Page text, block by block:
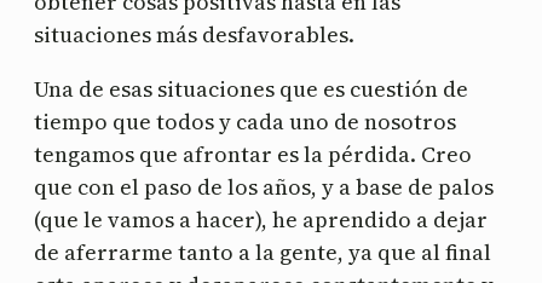
situaciones más desfavorables.
Una de esas situaciones que es cuestión de
tiempo que todos y cada uno de nosotros
tengamos que afrontar es la pérdida. Creo
que con el paso de los años, y a base de palos
(que le vamos a hacer), he aprendido a dejar
de aferrarme tanto a la gente, ya que al final